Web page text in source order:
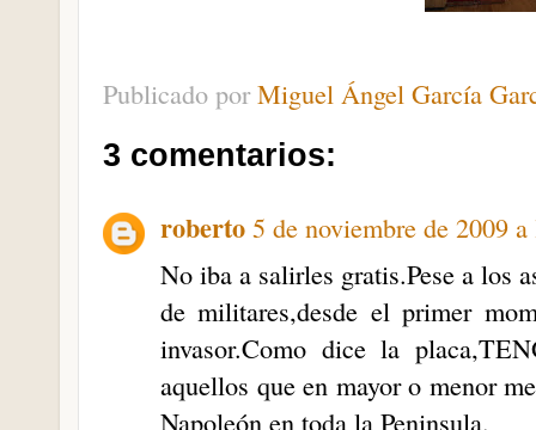
Publicado porMiguel Ángel García
3 comentarios:
roberto 5 de noviembre de 2009
No iba a salirles gratis.Pese a los
de militares,desde el primer
invasor.Como dice la
aquellos que en mayor o menor
Napoleón en toda la Peninsula.